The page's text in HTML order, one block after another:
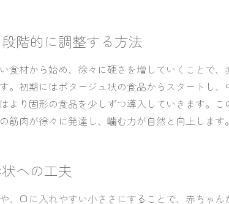
階的に調整する方法
食材から始め、徐々に硬さを増していくことで、
。初期にはポタージュ状の食品からスタートし、
より固形の食品を少しずつ導入していきます。こ
筋肉が徐々に発達し、噛む力が自然と向上します。
への工夫
、口に入れやすい小ささにすることで、赤ちゃん